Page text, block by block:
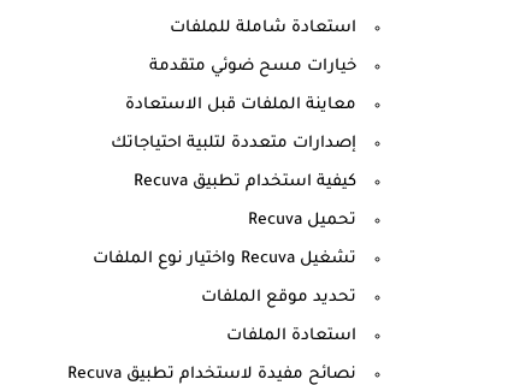
استعادة شاملة للملفات
خيارات مسح ضوئي متقدمة
معاينة الملفات قبل الاستعادة
إصدارات متعددة لتلبية احتياجاتك
كيفية استخدام تطبيق Recuva
تحميل Recuva
تشغيل Recuva واختيار نوع الملفات
تحديد موقع الملفات
استعادة الملفات
نصائح مفيدة لاستخدام تطبيق Recuva